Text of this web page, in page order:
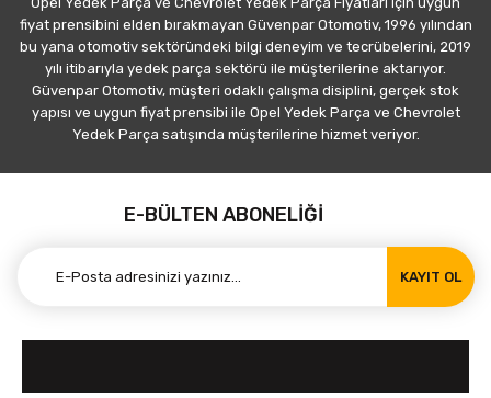
fiyat prensibini elden bırakmayan Güvenpar Otomotiv, 1996 yılından
bu yana otomotiv sektöründeki bilgi deneyim ve tecrübelerini, 2019
yılı itibarıyla yedek parça sektörü ile müşterilerine aktarıyor.
Güvenpar Otomotiv, müşteri odaklı çalışma disiplini, gerçek stok
yapısı ve uygun fiyat prensibi ile Opel Yedek Parça ve Chevrolet
Yedek Parça satışında müşterilerine hizmet veriyor.
E-BÜLTEN ABONELİĞİ
KAYIT OL